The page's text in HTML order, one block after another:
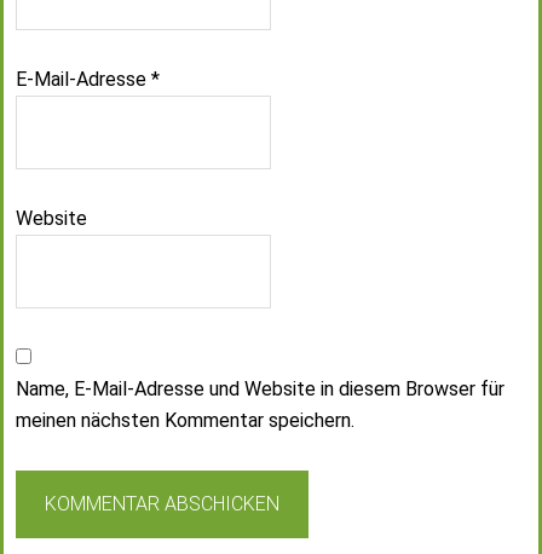
E-Mail-Adresse *
Website
Name, E-Mail-Adresse und Website in diesem Browser für
meinen nächsten Kommentar speichern.